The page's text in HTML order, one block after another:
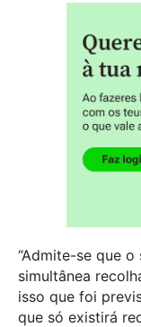
“Admite-se que
simultânea
isso que foi
que só existirá